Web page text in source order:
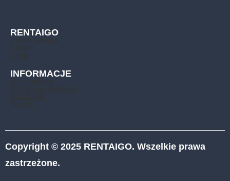
RENTAIGO
INFORMACJE
Copyright © 2025 RENTAIGO. Wszelkie prawa
zastrzeżone.